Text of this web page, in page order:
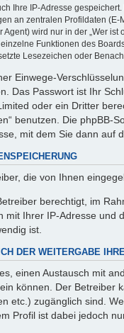
Ihre IP-Adresse
an zentralen Profildaten
Agent) wird nur in der „Wer
Funktionen des
Lesezeichen oder
Einwege-
Das Passwort ist Ihr
oder ein Dritter
benutzen. Die phpBB-
mit dem Sie dann auf
die von Ihnen
berechtigt, im
mit Ihrer IP-Adresse
ist.
DER WEITERGABE
einen Austausch mit
können. Der Betreiber
etc.) zugänglich sind.
Profil ist dabei jedoch